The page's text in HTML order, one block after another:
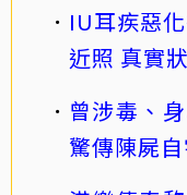
IU耳疾惡
近照 真實
曾涉毒、
驚傳陳屍